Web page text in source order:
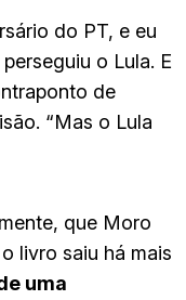
do PT, e eu
o Lula. E
de
“Mas o Lula
que Moro
livro saiu há mais
uma